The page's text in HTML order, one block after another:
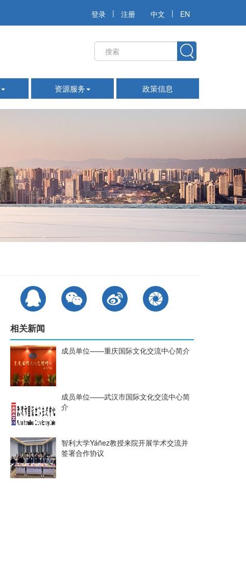
登录 | 注册 中文 | EN
资源服务 政策信息
相关新闻
成员单位——重庆国际文化交流中心简介
成员单位——武汉市国际文化交流中心简
介
智利大学Yáñez教授来院开展学术交流并
签署合作协议